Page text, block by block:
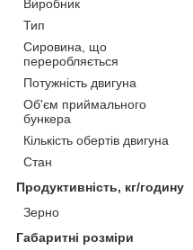
Виробник
Тип
Сировина, що
переробляється
Потужність двигуна
Об'єм приймального
бункера
Кількість обертів двигуна
Стан
Продуктивність, кг/годину
Зерно
Габаритні розміри